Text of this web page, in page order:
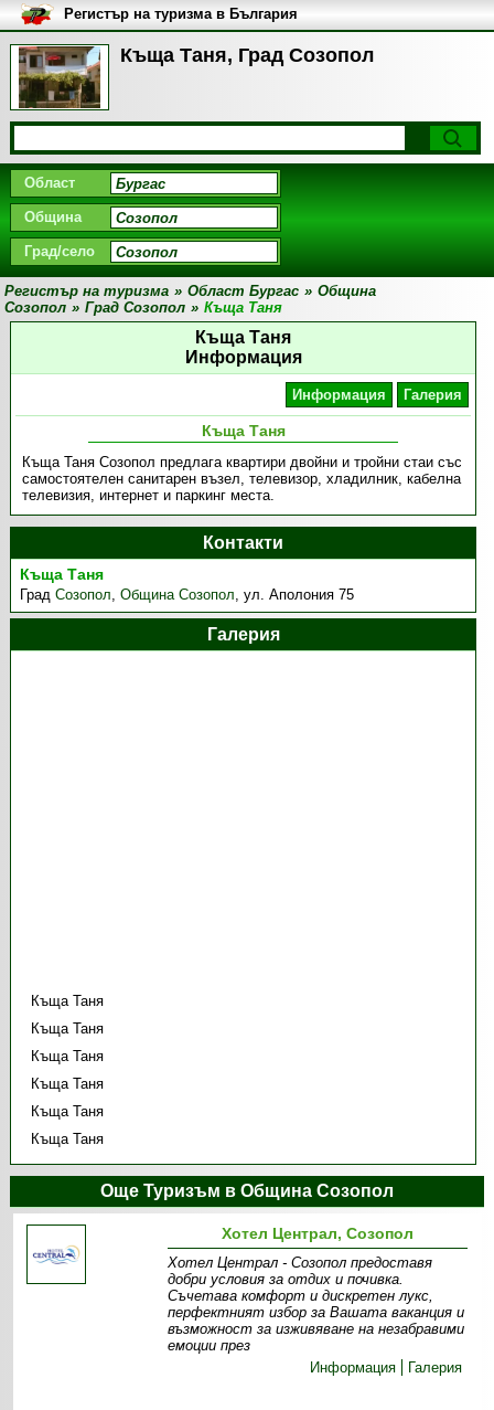
Къща Таня, Град Созопол
Регистър на туризма в България
Област
Община
Град/село
Регистър на туризма » Област Бургас » Община
Созопол » Град Созопол » Къща Таня
Къща Таня
Информация
Информация Галерия
Къща Таня
Къща Таня Созопол предлага квартири двойни и тройни стаи със
самостоятелен санитарен възел, телевизор, хладилник, кабелна
телевизия, интернет и паркинг места.
Контакти
Къща Таня
ГрадСозопол,Община Созопол,ул. Аполония 75
Галерия
Къща Таня
Къща Таня
Къща Таня
Къща Таня
Къща Таня
Къща Таня
Още Туризъм в Община Созопол
Хотел Централ, Созопол
Хотел Централ - Созопол предоставя
добри условия за отдих и почивка.
Съчетава комфорт и дискретен лукс,
перфектният избор за Вашата ваканция и
възможност за изживяване на незабравими
емоции през
Информация
Галерия